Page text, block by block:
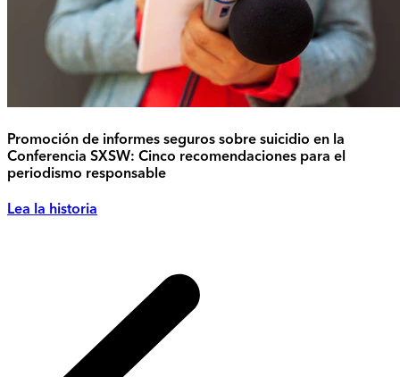
Promoción de informes seguros sobre suicidio en la
Conferencia SXSW: Cinco recomendaciones para el
periodismo responsable
Lea la historia